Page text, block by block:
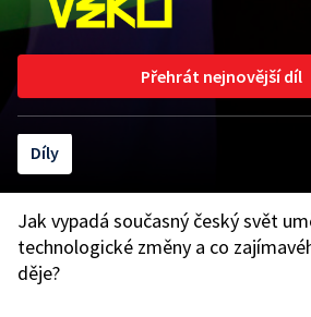
Přehrát nejnovější díl
Díly
Jak vypadá současný český svět
technologické změny a co
děje?